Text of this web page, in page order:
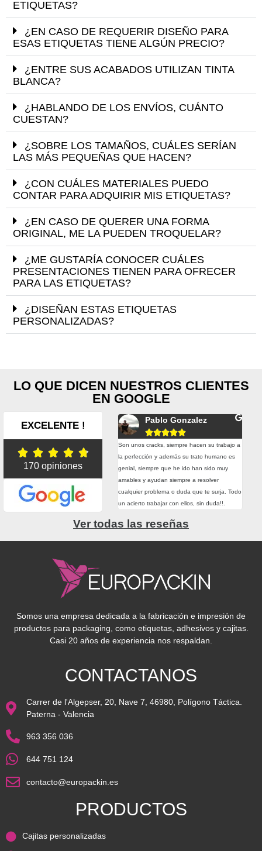
ETIQUETAS?
¿EN CASO DE REQUERIR DISEÑO PARA
ESAS ETIQUETAS TIENE ALGÚN PRECIO?
¿ENTRE SUS ACABADOS UTILIZAN TINTA
BLANCA?
¿HABLANDO DE LOS ENVÍOS, CUÁNTO
CUESTAN?
¿SOBRE LOS TAMAÑOS, CUÁLES SERÍAN
LAS MÁS PEQUEÑAS QUE HACEN?
¿CON CUÁLES MATERIALES PUEDO
CONTAR PARA ADQUIRIR MIS ETIQUETAS?
¿EN CASO DE QUERER UNA FORMA
ORIGINAL, ME LA PUEDEN TROQUELAR?
¿ME GUSTARÍA CONOCER CUÁLES
PRESENTACIONES TIENEN PARA OFRECER
PARA LAS ETIQUETAS?
¿DISEÑAN ESTAS ETIQUETAS
PERSONALIZADAS?
LO QUE DICEN NUESTROS CLIENTES
EN GOOGLE
EXCELENTE !
    
170 opiniones
Paula Ferrandez
y el resultado han sido de 10. Sin
repetiré.
Pablo Gonzalez

Son unos cracks, siempre hacen su trabajo a
la perfección y además su trato humano es
genial, siempre que he ido han sido muy
amables y ayudan siempre a resolver
cualquier problema o duda que te surja. Todo
un acierto trabajar con ellos, sin duda!!.
Ver todas las reseñas
Somos una empresa dedicada a la fabricación e impresión de
productos para packaging, como etiquetas, adhesivos y cajitas.
Casi 20 años de experiencia nos respaldan.
CONTACTANOS
Carrer de l'Algepser, 20, Nave 7, 46980, Polígono Táctica.
Paterna - Valencia
963 356 036
644 751 124
contacto@europackin.es
PRODUCTOS
Cajitas personalizadas